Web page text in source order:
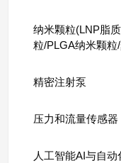
纳米颗粒(LNP脂
粒/PLGA纳米颗
精密注射泵
压力和流量传感器
人工智能AI与自动